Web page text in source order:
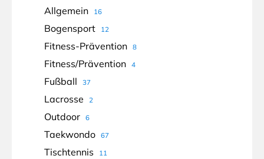
Allgemein 16
Bogensport 12
Fitness-Prävention 8
Fitness/Prävention 4
Fußball 37
Lacrosse 2
Outdoor 6
Taekwondo 67
Tischtennis 11